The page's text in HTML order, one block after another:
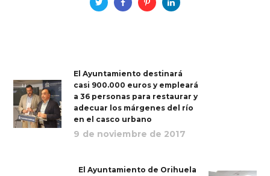
El Ayuntamiento destinará
casi 900.000 euros y empleará
a 36 personas para restaurar y
adecuar los márgenes del río
en el casco urbano
9 de noviembre de 2017
El Ayuntamiento de Orihuela